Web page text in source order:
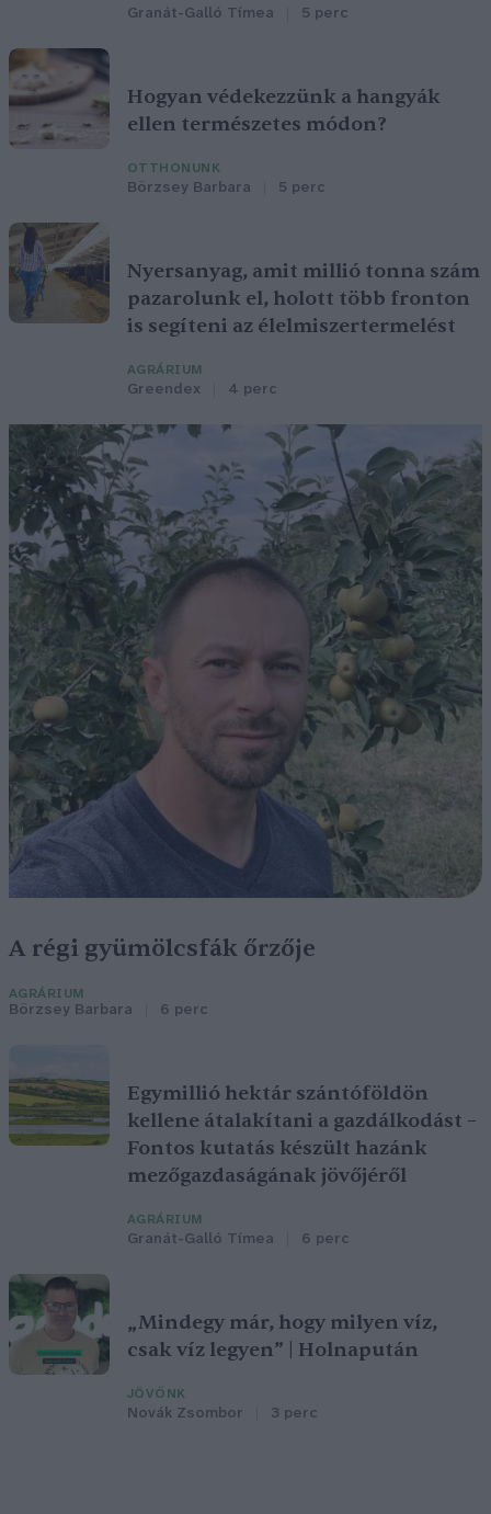
Granát-Galló Tímea 5 perc
Hogyan védekezzünk a hangyák
ellen természetes módon?
OTTHONUNK
Börzsey Barbara 5 perc
Nyersanyag, amit millió tonna szám
pazarolunk el, holott több fronton
is segíteni az élelmiszertermelést
AGRÁRIUM
Greendex 4 perc
A régi gyümölcsfák őrzője
AGRÁRIUM
Börzsey Barbara 6 perc
Egymillió hektár szántóföldön
kellene átalakítani a gazdálkodást –
Fontos kutatás készült hazánk
mezőgazdaságának jövőjéről
AGRÁRIUM
Granát-Galló Tímea 6 perc
„Mindegy már, hogy milyen víz,
csak víz legyen” | Holnapután
JÖVŐNK
Novák Zsombor 3 perc